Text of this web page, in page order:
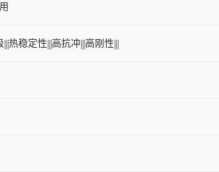
|||热稳定性|||高抗冲|||高刚性|||